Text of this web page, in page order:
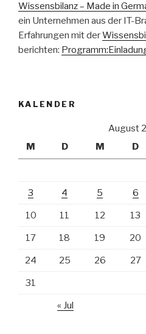
Wissensbilanz – Made in
ein Unternehmen aus der IT-
Erfahrungen mit der
berichten:
KALENDER
August
M
D M D
3 4 5 6
10 11 12 13
17 18 19 20
24 25 26 27
31
« Jul